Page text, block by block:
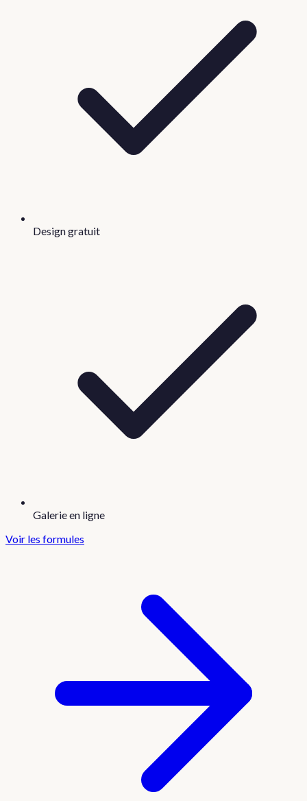
Design gratuit
Galerie en ligne
Voir les formules